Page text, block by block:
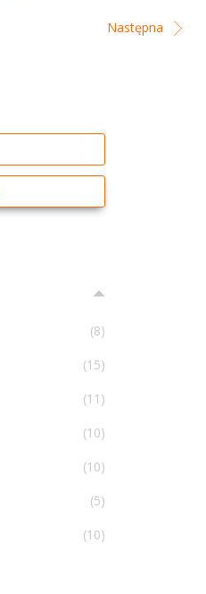
Następna
(8)
(15)
(11)
(10)
(10)
(5)
(10)